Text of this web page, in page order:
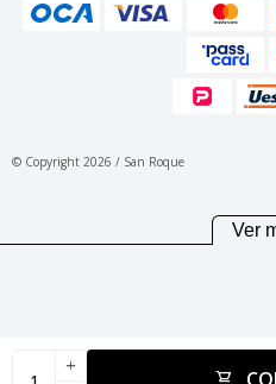
add
© Copyright 2026 / San Roque
Ver